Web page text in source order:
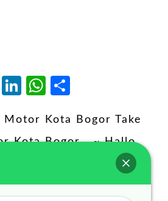
Blogger
LinkedIn
WhatsApp
Motor Kota Bogor Take
Kota Bogor ~ Hallo
di Kota Bogor …!
dalam kredit? Anda